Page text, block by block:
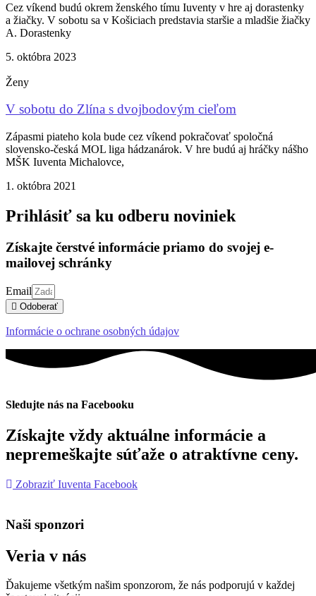
Cez víkend budú okrem ženského tímu Iuventy v hre aj dorastenky
a žiačky. V sobotu sa v Košiciach predstavia staršie a mladšie žiačky
A. Dorastenky
5. októbra 2023
Ženy
V sobotu do Zlína s dvojbodovým cieľom
Zápasmi piateho kola bude cez víkend pokračovať spoločná
slovensko-česká MOL liga hádzanárok. V hre budú aj hráčky nášho
MŠK Iuventa Michalovce,
1. októbra 2021
Prihlásiť sa ku odberu noviniek
Získajte čerstvé informácie priamo do svojej e-
mailovej schránky
Email
Odoberať
Informácie o ochrane osobných údajov
Sledujte nás na Facebooku
Získajte vždy aktuálne informácie a
nepremeškajte súťaže o atraktívne ceny.
Zobraziť Iuventa Facebook
Naši sponzori
Veria v nás
Ďakujeme všetkým našim sponzorom, že nás podporujú v každej